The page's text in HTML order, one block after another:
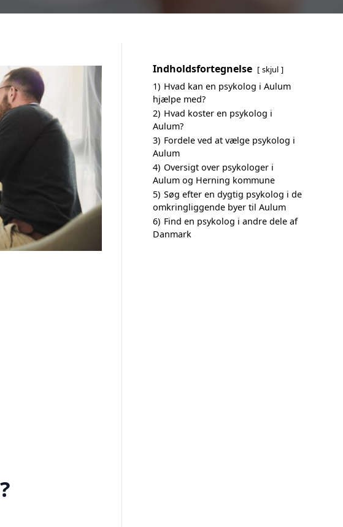
Indholdsfortegnelse skjul
1) Hvad kan en psykolog i Aulum
hjælpe med?
2) Hvad koster en psykolog i
Aulum?
3) Fordele ved at vælge psykolog i
Aulum
4) Oversigt over psykologer i
Aulum og Herning kommune
5) Søg efter en dygtig psykolog i de
omkringliggende byer til Aulum
6) Find en psykolog i andre dele af
Danmark